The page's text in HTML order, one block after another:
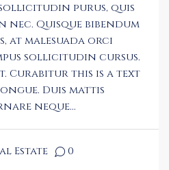
purus, quis
nec. Quisque bibendum
at malesuada orci
sollicitudin cursus.
Curabitur this is a text
Duis mattis
neque...
Estate 0